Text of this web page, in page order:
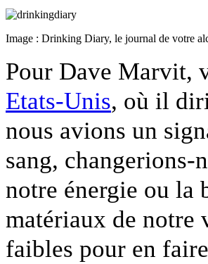
Image : Drinking Diary, le journal de votre
Pour Dave Marvit,
Etats-Unis, où il
nous avions un
sang, changerions-
notre énergie ou la
matériaux de notre
faibles pour en